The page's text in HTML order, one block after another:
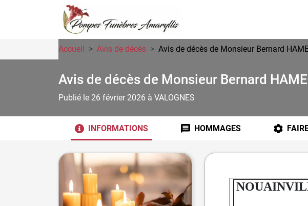
Accueil Avis de décès Avis de décès de Monsieur Bernard
Avis de décès de Monsieur Bernard
Publié le 26 février 2026 à VALOGNES
INFORMATIONS HOMMAGES